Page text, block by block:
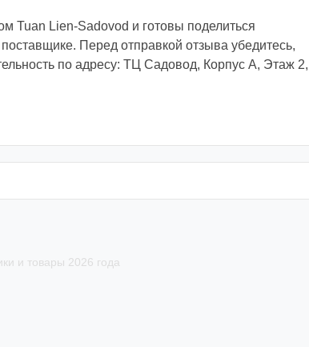
Tuan Lien-Sadovod и готовы поделиться
Перед отправкой отзыва убедитесь,
по адресу: ТЦ Садовод, Корпус А, Этаж 2,
и товары 2026 года